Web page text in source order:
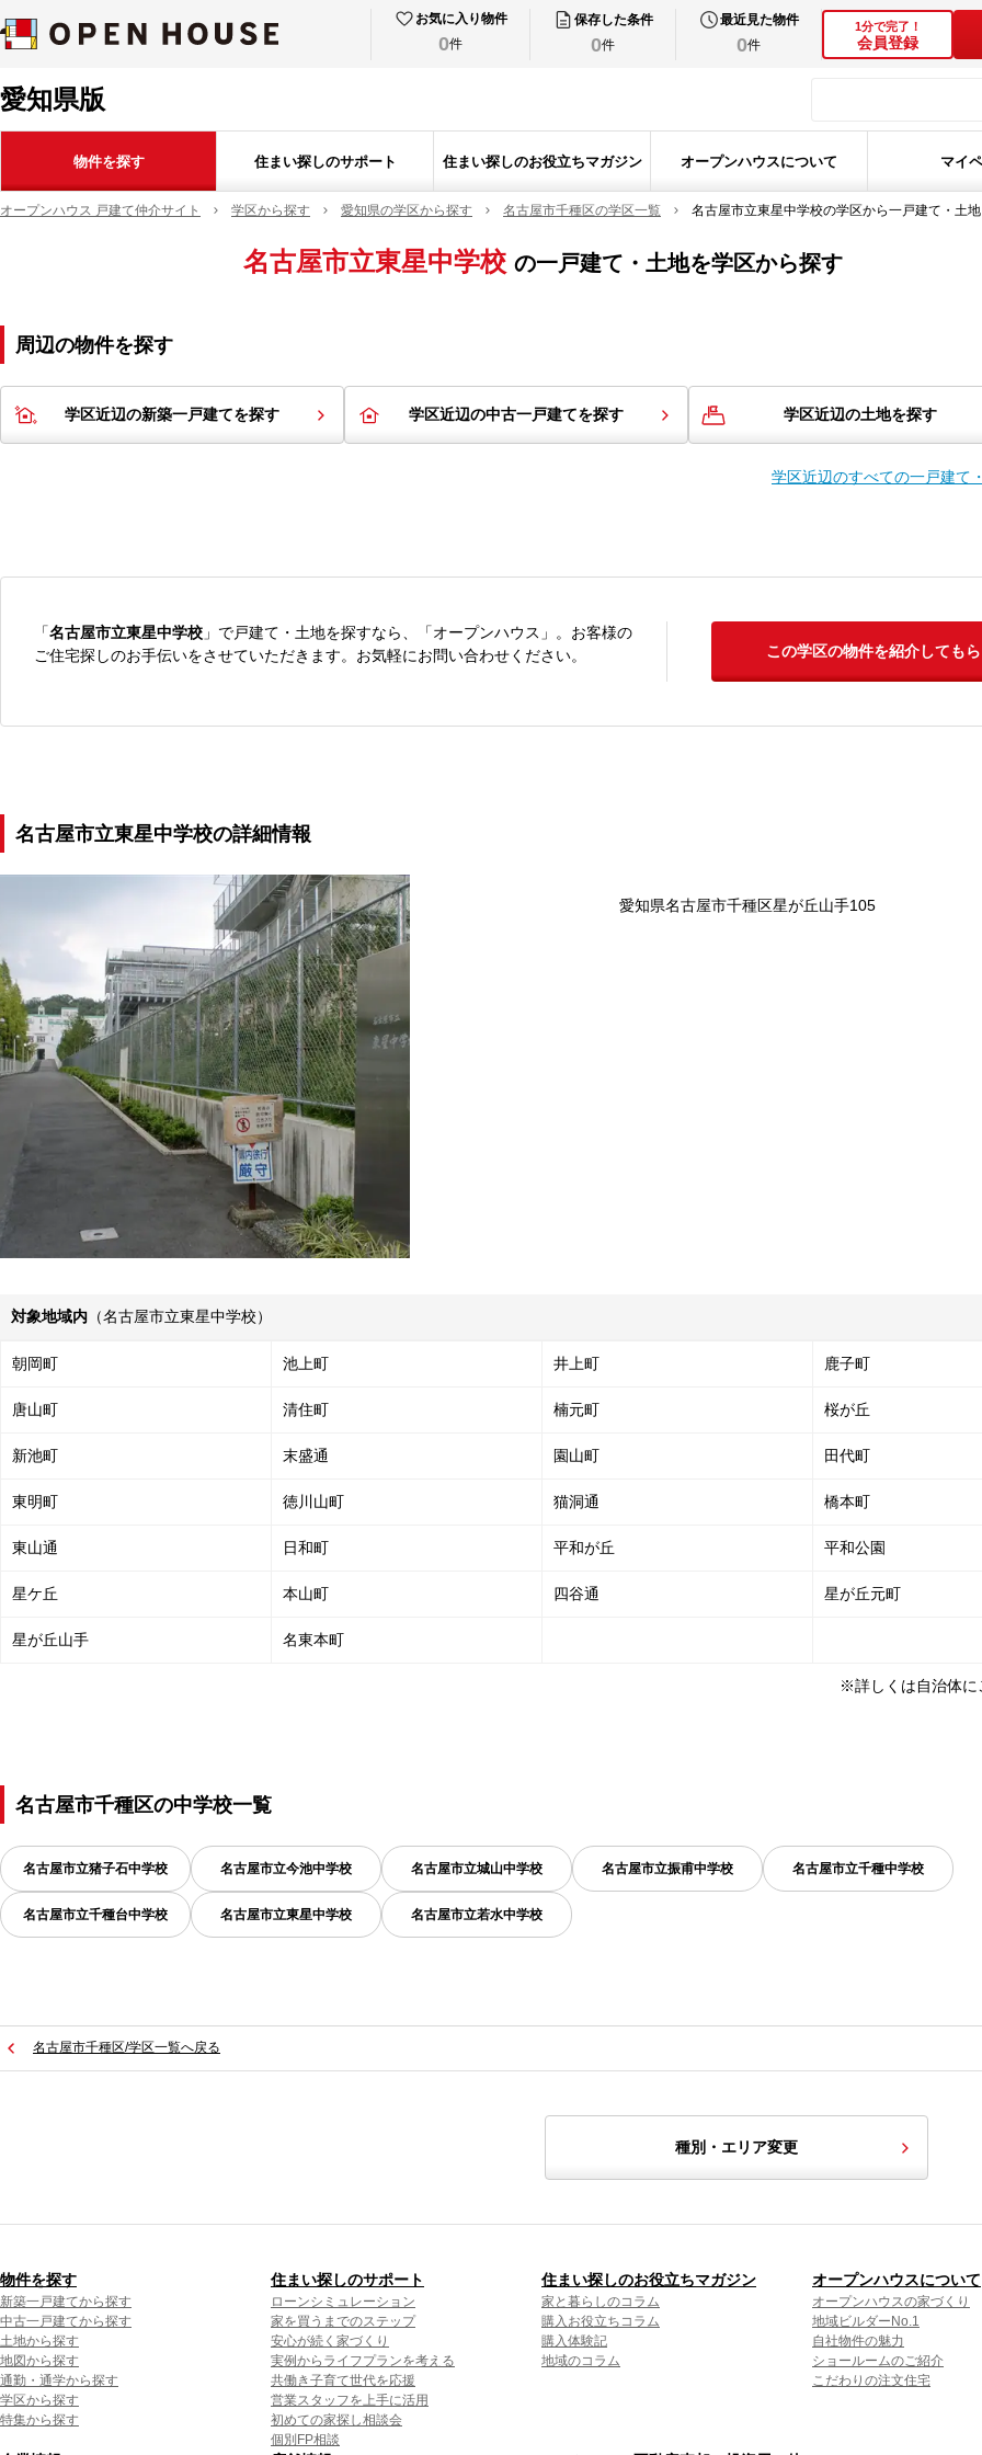
お気に入り物件
0件
保存した条件
0件
最近見た物件
0件
1分で完了！
会員登録
愛知県版
物件を探す 住まい探しのサポート 住まい探しのお役立ちマガジン オープンハウスについて マイ
オープンハウス 戸建て仲介サイト 学区から探す 愛知県の学区から探す 名古屋市千種区の学区一覧 名古屋市立東星中学校の学区から一戸建て・土
名古屋市立東星中学校 の一戸建て・土地を学区から探す
周辺の物件を探す
学区近辺の新築一戸建てを探す 学区近辺の中古一戸建てを探す 学区近辺の土地を探す
学区近辺のすべての一戸建て
「名古屋市立東星中学校 」で戸建て・土地を探すなら、「オープンハウス」。お客様の
ご住宅探しのお手伝いをさせていただきます。お気軽にお問い合わせください。
この学区の物件を紹介しても
名古屋市立東星中学校の詳細情報
愛知県名古屋市千種区星が丘山手105
対象地域内 （名古屋市立東星中学校）
朝岡町 池上町 井上町 鹿子町
唐山町 清住町 楠元町 桜が丘
新池町 末盛通 園山町 田代町
東明町 徳川山町 猫洞通 橋本町
東山通 日和町 平和が丘 平和公園
星ケ丘 本山町 四谷通 星が丘元町
星が丘山手 名東本町
※詳しくは自治体に
名古屋市千種区の中学校一覧
名古屋市立猪子石中学校 名古屋市立今池中学校 名古屋市立城山中学校 名古屋市立振甫中学校 名古屋市立千種中学校
名古屋市立千種台中学校 名古屋市立東星中学校 名古屋市立若水中学校
名古屋市千種区/学区一覧へ戻る
種別・エリア変更
物件を探す
新築一戸建てから探す
中古一戸建てから探す
土地から探す
地図から探す
通勤・通学から探す
学区から探す
特集から探す
住まい探しのサポート
ローンシミュレーション
家を買うまでのステップ
安心が続く家づくり
実例からライフプランを考える
共働き子育て世代を応援
営業スタッフを上手に活用
初めての家探し相談会
個別FP相談
住まい探しのお役立ちマガジン
家と暮らしのコラム
購入お役立ちコラム
購入体験記
地域のコラム
オープンハウスについて
オープンハウスの家づくり
地域ビルダーNo.1
自社物件の魅力
ショールームのご紹介
こだわりの注文住宅